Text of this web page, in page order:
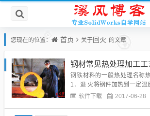
您现在的位置： 首页 关于回火 的文章
钢铁材料的一般热处理名称
1．退 火将钢件加热到一定温
后缓慢冷却到室温①降低钢的
软件下载 2017-06-28